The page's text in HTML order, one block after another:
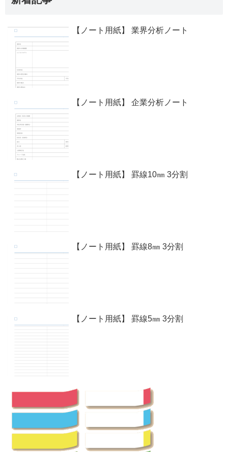
【ノート用紙】 業界分析ノート
【ノート用紙】 企業分析ノート
【ノート用紙】 罫線10㎜ 3分割
【ノート用紙】 罫線8㎜ 3分割
【ノート用紙】 罫線5㎜ 3分割